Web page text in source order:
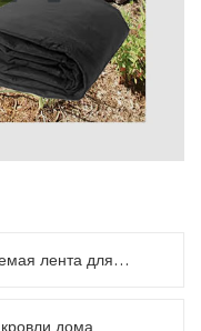
лента для
дома